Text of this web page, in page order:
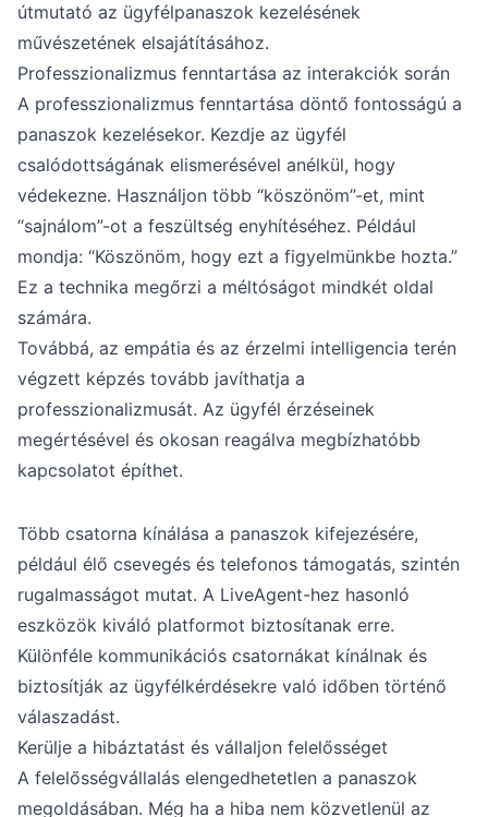
útmutató az ügyfélpanaszok kezelésének
művészetének elsajátításához.
Professzionalizmus fenntartása az interakciók során
A professzionalizmus fenntartása döntő fontosságú a
panaszok kezelésekor. Kezdje az ügyfél
csalódottságának elismerésével anélkül, hogy
védekezne. Használjon több “köszönöm”-et, mint
“sajnálom”-ot a feszültség enyhítéséhez. Például
mondja: “Köszönöm, hogy ezt a figyelmünkbe hozta.”
Ez a technika megőrzi a méltóságot mindkét oldal
számára.
Továbbá, az empátia és az érzelmi intelligencia terén
végzett képzés tovább javíthatja a
professzionalizmusát. Az ügyfél érzéseinek
megértésével és okosan reagálva megbízhatóbb
kapcsolatot építhet.
Több csatorna kínálása a panaszok kifejezésére,
például élő csevegés és telefonos támogatás, szintén
rugalmasságot mutat. A LiveAgent-hez hasonló
eszközök kiváló platformot biztosítanak erre.
Különféle kommunikációs csatornákat kínálnak és
biztosítják az ügyfélkérdésekre való időben történő
válaszadást.
Kerülje a hibáztatást és vállaljon felelősséget
A felelősségvállalás elengedhetetlen a panaszok
megoldásában. Még ha a hiba nem közvetlenül az